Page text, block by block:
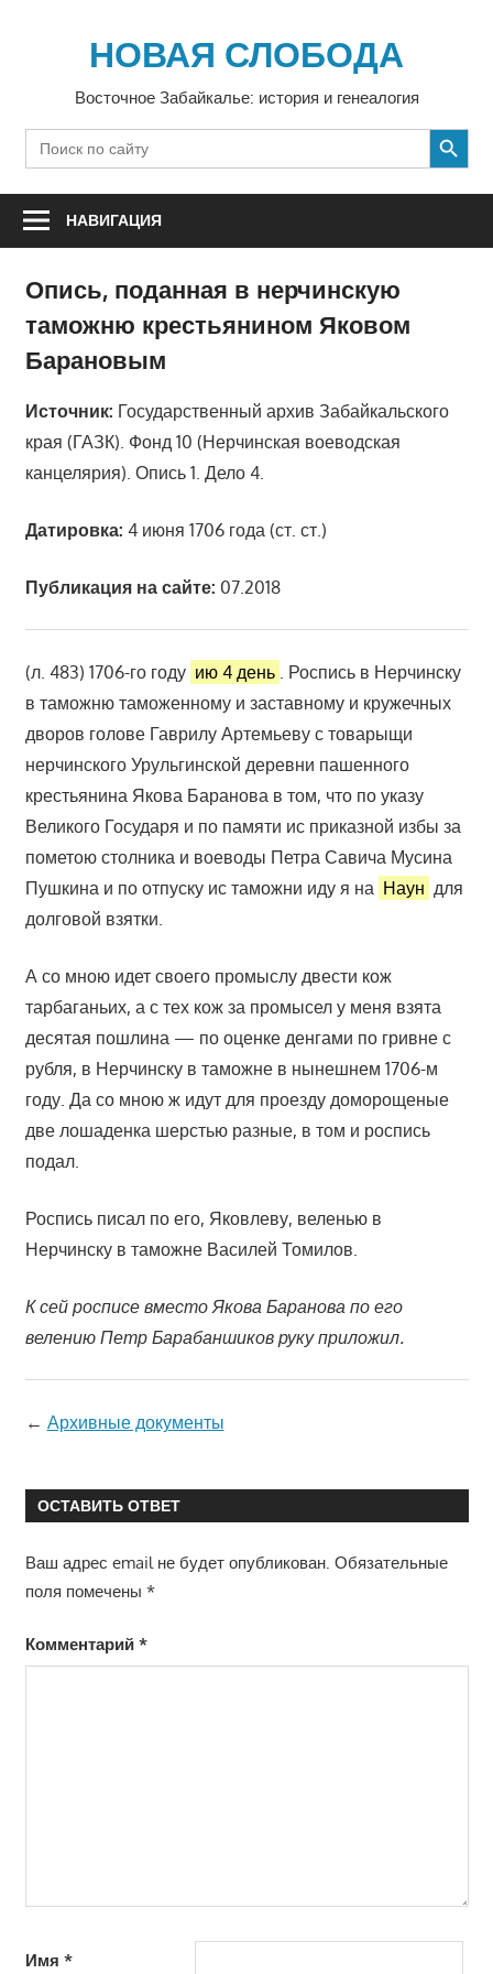
содержимомуНОВАЯ СЛОБОДА
Восточное Забайкалье: история и генеалогия
Search
for:
SEARCH BUTTON
НАВИГАЦИЯ
Опись, поданная в нерчинскую
таможню крестьянином Яковом
Барановым
Источник: Государственный архив Забайкальского
края (ГАЗК). Фонд 10 (Нерчинская воеводская
канцелярия). Опись 1. Дело 4.
Датировка: 4 июня 1706 года (ст. ст.)
Публикация на сайте: 07.2018
(л. 483) 1706-го году ию 4 день . Роспись в Нерчинску
в таможню таможенному и заставному и кружечных
дворов голове Гаврилу Артемьеву с товарыщи
нерчинского Урульгинской деревни пашенного
крестьянина Якова Баранова в том, что по указу
Великого Государя и по памяти ис приказной избы за
пометою столника и воеводы Петра Савича Мусина
Пушкина и по отпуску ис таможни иду я на Наун для
долговой взятки.
А со мною идет своего промыслу двести кож
тарбаганьих, а с тех кож за промысел у меня взята
десятая пошлина — по оценке денгами по гривне с
рубля, в Нерчинску в таможне в нынешнем 1706-м
году. Да со мною ж идут для проезду доморощеные
две лошаденка шерстью разные, в том и роспись
подал.
Роспись писал по его, Яковлеву, веленью в
Нерчинску в таможне Василей Томилов.
К сей росписе вместо Якова Баранова по его
велению Петр Барабаншиков руку приложил.
← Архивные документы
ОСТАВИТЬ ОТВЕТ
Ваш адрес email не будет опубликован. Обязательные
поля помечены *
Комментарий *
Имя *